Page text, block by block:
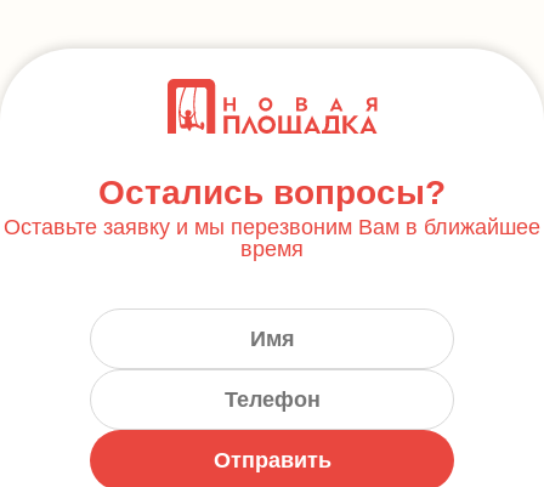
Остались вопросы?
Оставьте заявку и мы перезвоним Вам в ближайшее
время
Отправить